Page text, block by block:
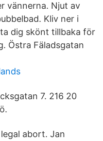
vännerna. Njut av
Kliv ner i
dig skönt tillbaka för
Östra Fäladsgatan
7. 216 20
abort. Jan